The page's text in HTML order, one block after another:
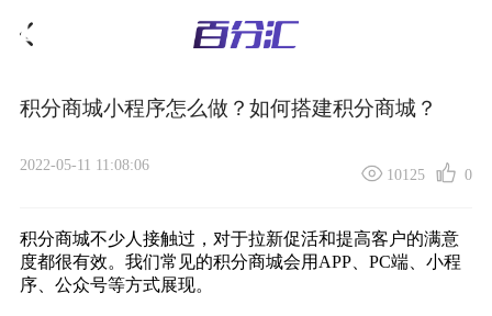
积分商城小程序怎么做？如何搭建积分商城？
2022-05-11 11:08:06
10125 0
积分商城不少人接触过，对于拉新促活和提高客户的满意
度都很有效。我们常见的积分商城会用APP、PC端、小程
序、公众号等方式展现。